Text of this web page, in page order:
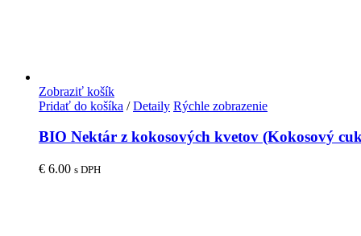
Zobraziť košík
Pridať do košíka / Detaily Rýchle zobrazenie
BIO Nektár z kokosových kvetov (Kokosový
€ 6.00 s DPH